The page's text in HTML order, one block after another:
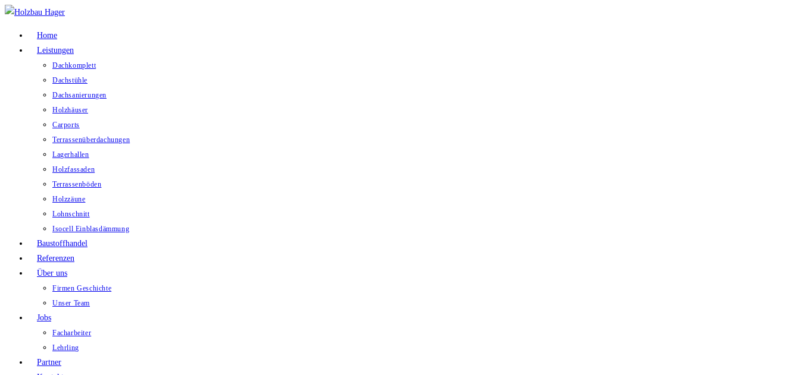
Home
Leistungen
Dachkomplett
Dachstühle
Dachsanierungen
Holzhäuser
Carports
Terrassenüberdachungen
Lagerhallen
Holzfassaden
Terrassenböden
Holzzäune
Lohnschnitt
Isocell Einblasdämmung
Baustoffhandel
Referenzen
Über uns
Firmen Geschichte
Unser Team
Jobs
Facharbeiter
Lehrling
Partner